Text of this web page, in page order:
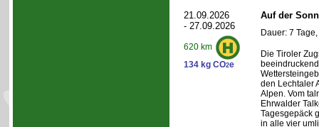
21.09.2026
- 27.09.2026
620 km
134 kg CO2e
Auf der
Dauer: 7
Die Tiroler
den Lechtaler
Alpen. Vom
Ehrwalder
Tagesgepäck
in alle vier